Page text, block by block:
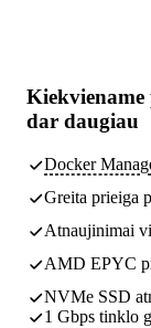
Kiekviename
dar daugiau
Docker
Greita prieiga
Atnaujinimai
AMD EPYC
NVMe SSD
1 Gbps tinklo